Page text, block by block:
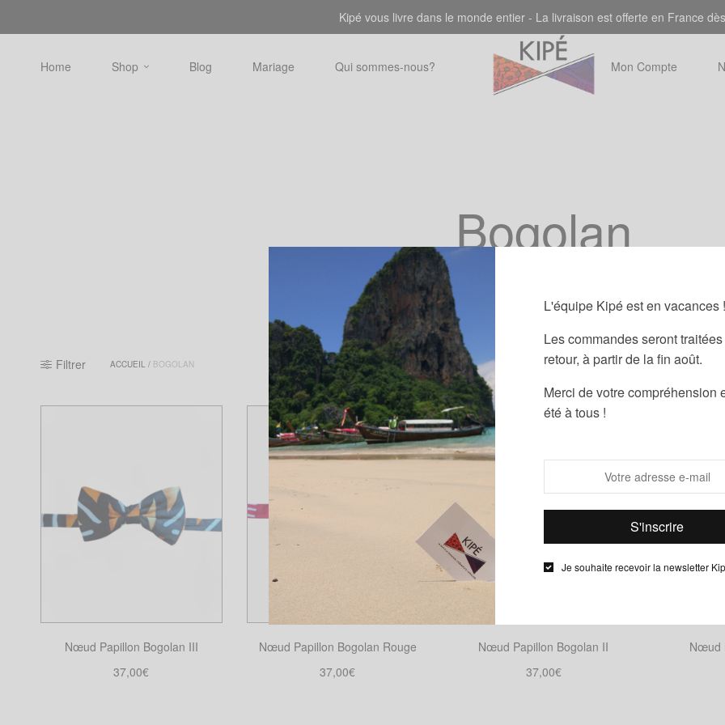
L'équipe Kipé est en vacances !
Les commandes seront
retour, à partir de la fin août.
Merci de votre compréhension
été à tous !
Je souhaite recevoir la newsletter
Kipé vous livre dans le monde entier - La livraison est offerte en France
Home Shop Blog Mariage Qui sommes-nous? Mon Compte
Bogolan
Filtrer ACCUEIL / BOGOLAN
Nœud Papillon Bogolan III
37,00€
Nœud Papillon Bogolan Rouge
37,00€
Nœud Papillon Bogolan II
37,00€
Nœud